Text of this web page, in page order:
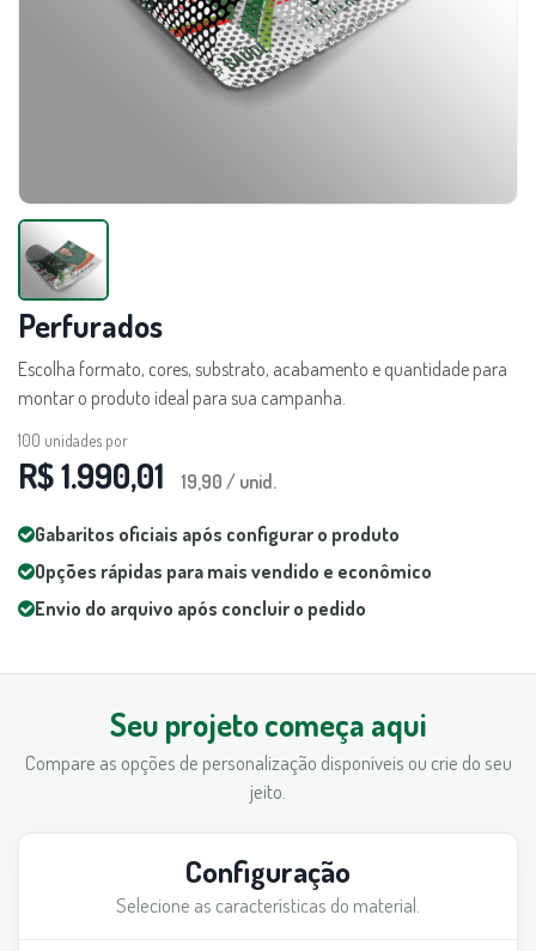
Perfurados
Escolha formato, cores, substrato, acabamento e quantidade para
montar o produto ideal para sua campanha.
100 unidades por
R$ 1.990,01 19,90 / unid.
Gabaritos oficiais após configurar o produto
Opções rápidas para mais vendido e econômico
Envio do arquivo após concluir o pedido
Seu projeto começa aqui
Compare as opções de personalização disponíveis ou crie do seu
jeito.
Configuração
Selecione as características do material.